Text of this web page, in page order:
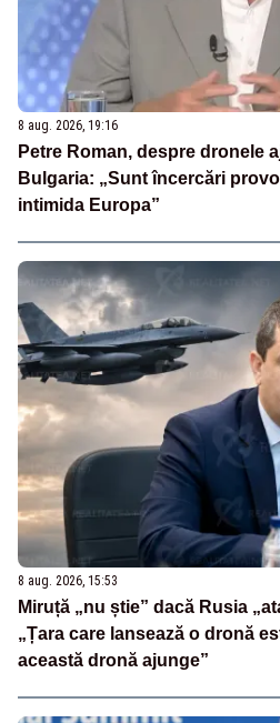
8 aug. 2026, 19:16
Petre Roman, despre dronele
Bulgaria: „Sunt încercări
intimida Europa”
8 aug. 2026, 15:53
Miruță „nu știe” dacă Rusia
„Țara care lansează o dronă
această dronă ajunge”